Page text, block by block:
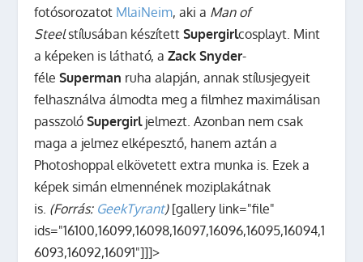
fotósorozatot MlaiNeim, aki a Man of
Steelstílusában készítettSupergirlcosplayt. Mint
a képeken is látható, aZack Snyder-
féleSuperman ruha alapján, annak stílusjegyeit
felhasználva álmodta meg a filmhez maximálisan
passzolóSupergirljelmezt. Azonban nem csak
maga a jelmez elképesztő, hanem aztán a
Photoshoppal elkövetett extra munka is. Ezek a
képek simán elmennének moziplakátnak
is. (Forrás: GeekTyrant)[gallery link="file"
ids="16100,16099,16098,16097,16096,16095,16094,1
6093,16092,16091"]]]>